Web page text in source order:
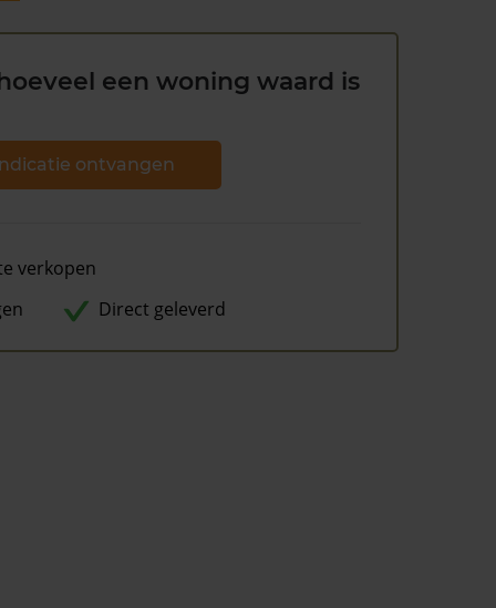
een woning waard is
ontvangen
verkopen
Direct geleverd